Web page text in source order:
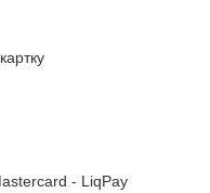
- LiqPay